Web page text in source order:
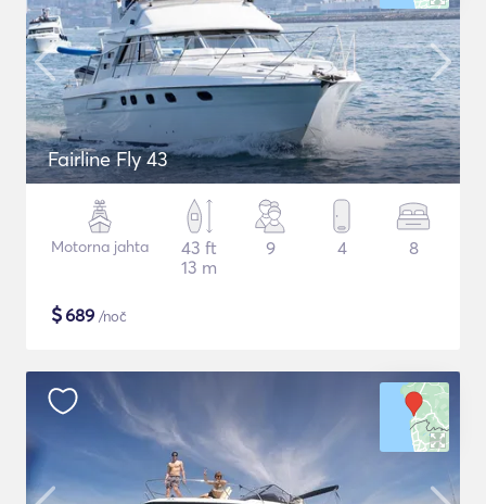
Fairline Fly 43
Motorna jahta
43 ft
13 m
9 4 8
$689 /noč